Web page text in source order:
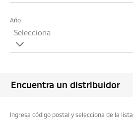
Año
Selecciona
Encuentra un distribuidor
Ingresa código postal y selecciona de la lista